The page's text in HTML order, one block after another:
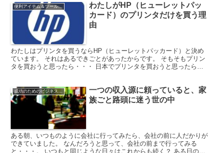
便利アイテム＆ツールの紹介
わたしがHP（ヒューレットパッ
カード）のプリンタだけを買う理
由
わたしはプリンタを買うならHP（ヒューレットパッカード）と決め
ています。 それはあるできごとがあったからです。 そもそもプリン
タを買おうと思ったら・・・ 日本でプリンタを買おうと思ったら、
成功のためのビジネスマインド
一つの収入源に頼っていると、家
族ごと路頭に迷う世の中
ある朝、いつものように会社に行ってみたら、会社の前に人だかりが
できていました。 なんだろうと思って、会社の前まで行ってみる
と・・・。 いつもと同じような日々はこれからも続く？ ある日の